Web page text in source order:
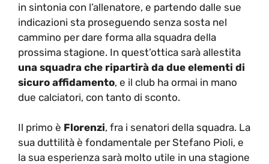
in sintonia con l’allenatore, e partendo dalle sue
indicazioni sta proseguendo senza sosta nel
cammino per dare forma alla squadra della
prossima stagione. In quest’ottica sarà allestita
una squadra che ripartirà da due elementi di
sicuro affidamento, e il club ha ormai in mano
due calciatori, con tanto di sconto.
Il primo è Florenzi, fra i senatori della squadra. La
sua duttilità è fondamentale per Stefano Pioli, e
la sua esperienza sarà molto utile in una stagione